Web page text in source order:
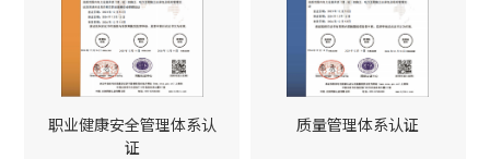
职业健康安全管理体系认
证
质量管理体系认证